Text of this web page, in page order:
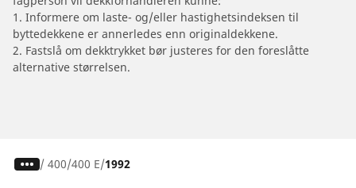
1. Informere om laste- og/eller hastighetsindeksen til
byttedekkene er annerledes enn originaldekkene.
2. Fastslå om dekktrykket bør justeres for den foreslåtte
alternative størrelsen.
/ 400 400 E 1992